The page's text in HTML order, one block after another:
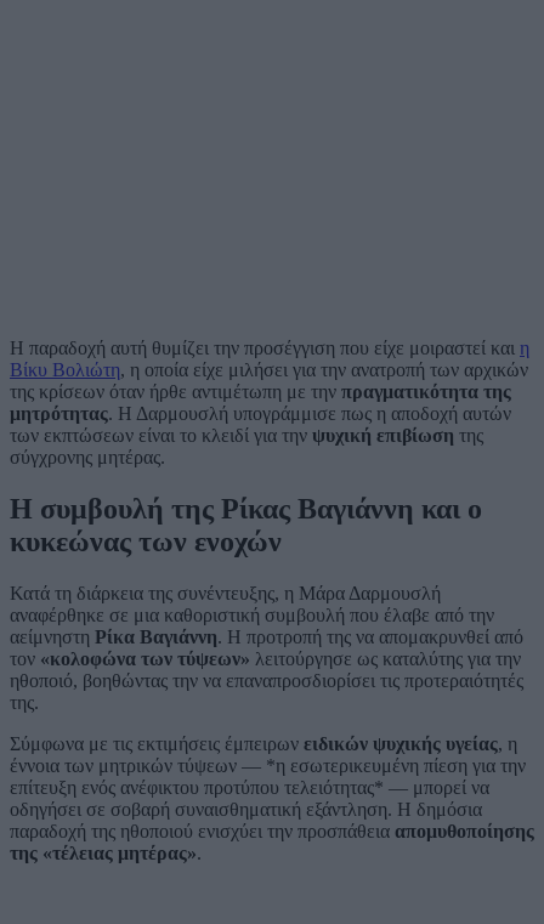
Η παραδοχή αυτή θυμίζει την προσέγγιση που είχε μοιραστεί και η
Βίκυ Βολιώτη, η οποία είχε μιλήσει για την ανατροπή των αρχικών
της κρίσεων όταν ήρθε αντιμέτωπη με την πραγματικότητα της
μητρότητας. Η Δαρμουσλή υπογράμμισε πως η αποδοχή αυτών
των εκπτώσεων είναι το κλειδί για την ψυχική επιβίωση της
σύγχρονης μητέρας.
Η συμβουλή της Ρίκας Βαγιάννη και ο
κυκεώνας των ενοχών
Κατά τη διάρκεια της συνέντευξης, η Μάρα Δαρμουσλή
αναφέρθηκε σε μια καθοριστική συμβουλή που έλαβε από την
αείμνηστη Ρίκα Βαγιάννη. Η προτροπή της να απομακρυνθεί από
τον «κολοφώνα των τύψεων» λειτούργησε ως καταλύτης για την
ηθοποιό, βοηθώντας την να επαναπροσδιορίσει τις προτεραιότητές
της.
Σύμφωνα με τις εκτιμήσεις έμπειρων ειδικών ψυχικής υγείας, η
έννοια των μητρικών τύψεων — *η εσωτερικευμένη πίεση για την
επίτευξη ενός ανέφικτου προτύπου τελειότητας* — μπορεί να
οδηγήσει σε σοβαρή συναισθηματική εξάντληση. Η δημόσια
παραδοχή της ηθοποιού ενισχύει την προσπάθεια απομυθοποίησης
της «τέλειας μητέρας».